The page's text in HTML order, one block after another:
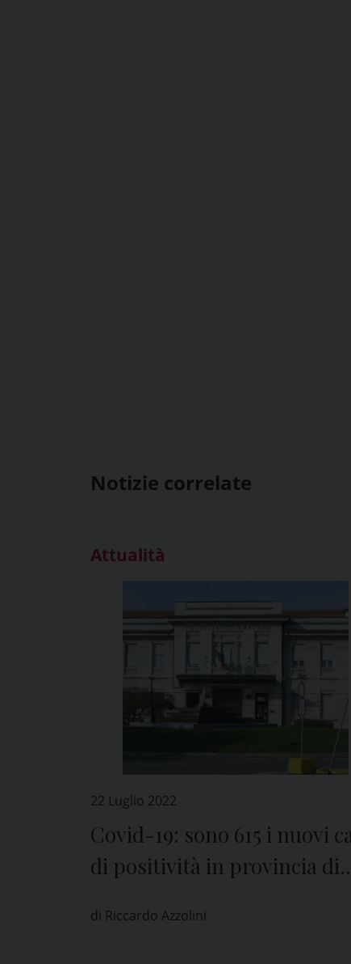
Notizie correlate
Attualità
22 Luglio 2022
Covid-19: sono 615 i nuovi
di positività in provincia di
di Riccardo Azzolini